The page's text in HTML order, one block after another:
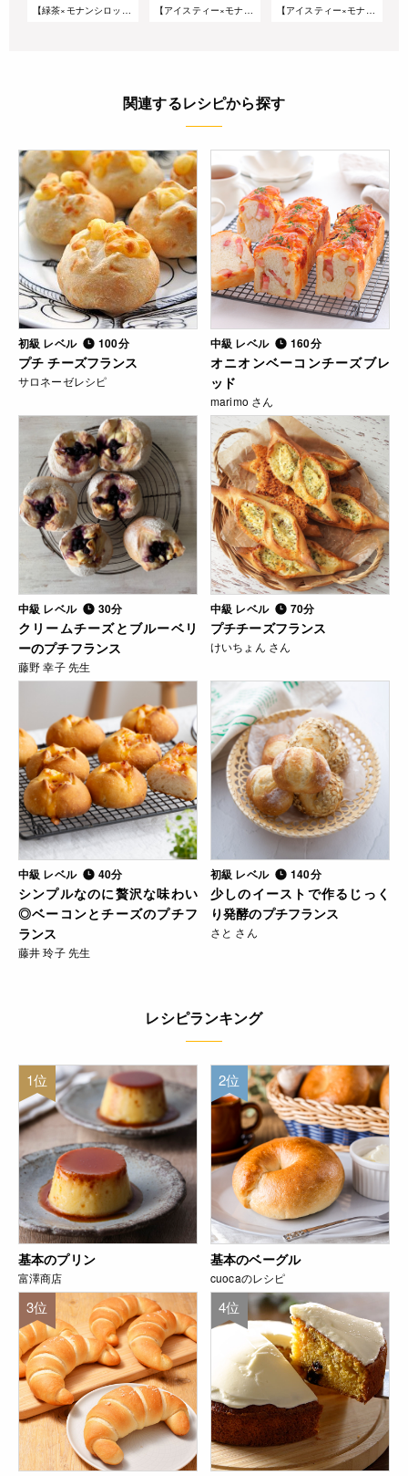
【緑茶×モナンシロップ】ティーカクテル ～緑茶&ローズシロップ～ 【アイスティー×モナンシロップ】タピオカ入りデザートティー ～エルダーフラワーブレンド&ピーチシロップ～ 【アイスティー×モナンシロップ】白玉入りデザートティー ～ハイビスカスブレンド&ストロベリーシロップ～
関連するレシピから探す
初級 レベル 100分
プチ チーズフランス
サロネーゼレシピ
中級 レベル 160分
オニオンベーコンチーズブレ
ッド
marimo さん
中級 レベル 30分
クリームチーズとブルーベリ
ーのプチフランス
藤野 幸子 先生
中級 レベル 70分
プチチーズフランス
けいちょん さん
中級 レベル 40分
シンプルなのに贅沢な味わい
◎ベーコンとチーズのプチフ
ランス
藤井 玲子 先生
初級 レベル 140分
少しのイーストで作るじっく
り発酵のプチフランス
さと さん
レシピランキング
1位
基本のプリン
富澤商店
2位
基本のベーグル
cuocaのレシピ
3位 4位